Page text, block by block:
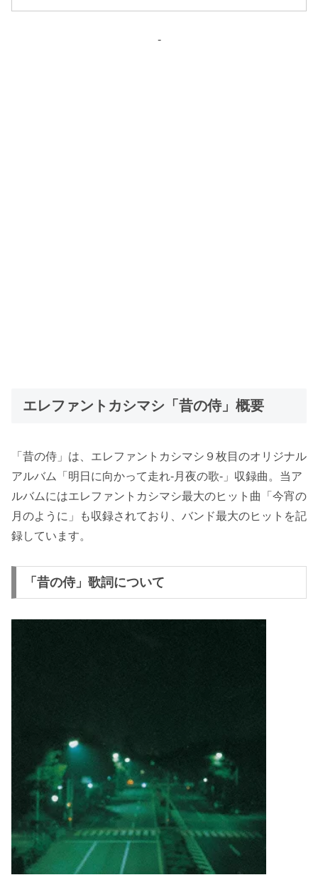
-
エレファントカシマシ「昔の侍」概要
「昔の侍」は、エレファントカシマシ９枚目のオリジナル
アルバム「明日に向かって走れ-月夜の歌-」収録曲。当ア
ルバムにはエレファントカシマシ最大のヒット曲「今宵の
月のように」も収録されており、バンド最大のヒットを記
録しています。
「昔の侍」歌詞について